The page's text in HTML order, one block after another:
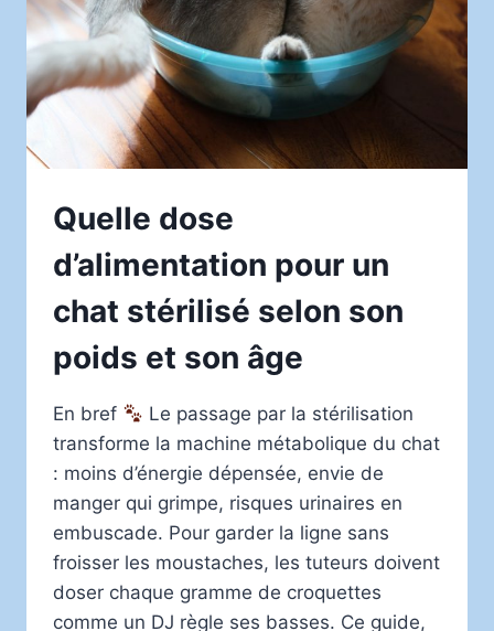
Quelle dose
d’alimentation pour un
chat stérilisé selon son
poids et son âge
En bref
Le passage par la stérilisation
transforme la machine métabolique du chat
: moins d’énergie dépensée, envie de
manger qui grimpe, risques urinaires en
embuscade. Pour garder la ligne sans
froisser les moustaches, les tuteurs doivent
doser chaque gramme de croquettes
comme un DJ règle ses basses. Ce guide,